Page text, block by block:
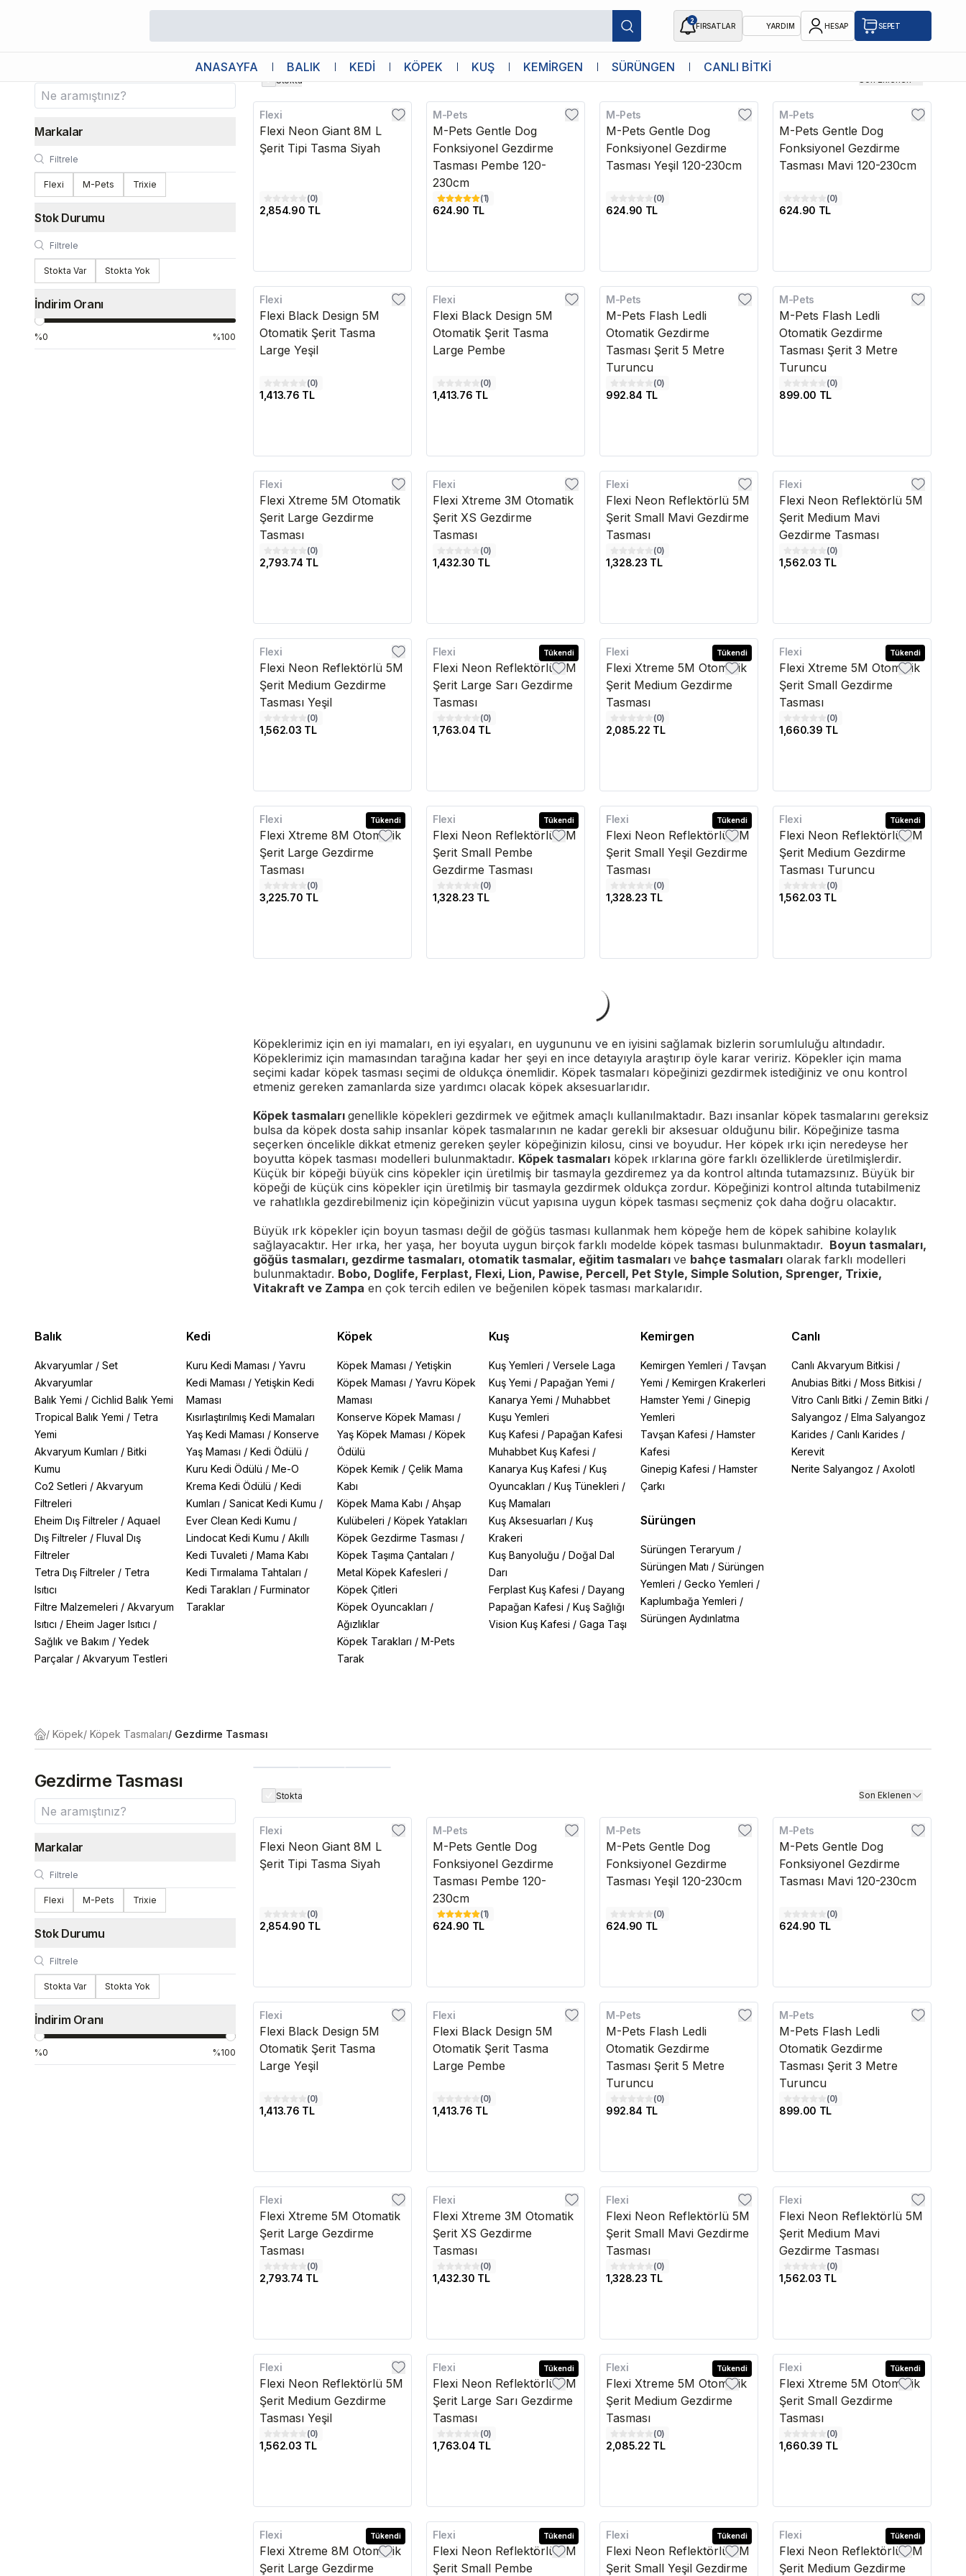
2
FIRSATLAR YARDIM HESAP SEPET
ANASAYFA BALIK KEDİ KÖPEK KUŞ KEMİRGEN SÜRÜNGEN CANLI BİTKİ
Markalar
Flexi M-Pets Trixie
Stok Durumu
Stokta Var Stokta Yok
İndirim Oranı
%0 %100
Stokta Son Eklenen
Flexi
Flexi Neon Giant 8M L
Şerit Tipi Tasma Siyah
(0)
2,854.90 TL
M-Pets
M-Pets Gentle Dog
Fonksiyonel Gezdirme
Tasması Pembe 120-
230cm
(1)
624.90 TL
M-Pets
M-Pets Gentle Dog
Fonksiyonel Gezdirme
Tasması Yeşil 120-230cm
(0)
624.90 TL
M-Pets
M-Pets Gentle Dog
Fonksiyonel Gezdirme
Tasması Mavi 120-230cm
(0)
624.90 TL
Flexi
Flexi Black Design 5M
Otomatik Şerit Tasma
Large Yeşil
(0)
1,413.76 TL
Flexi
Flexi Black Design 5M
Otomatik Şerit Tasma
Large Pembe
(0)
1,413.76 TL
Kargo Bedava
M-Pets
M-Pets Flash Ledli
Otomatik Gezdirme
Tasması Şerit 5 Metre
Turuncu
(0)
992.84 TL
Kargo Bedava
M-Pets
M-Pets Flash Ledli
Otomatik Gezdirme
Tasması Şerit 3 Metre
Turuncu
(0)
899.00 TL
Kargo Bedava
Flexi
Flexi Xtreme 5M Otomatik
Şerit Large Gezdirme
Tasması
(0)
2,793.74 TL
Kargo Bedava
Flexi
Flexi Xtreme 3M Otomatik
Şerit XS Gezdirme
Tasması
(0)
1,432.30 TL
Kargo Bedava
Flexi
Flexi Neon Reflektörlü 5M
Şerit Small Mavi Gezdirme
Tasması
(0)
1,328.23 TL
Kargo Bedava
Flexi
Flexi Neon Reflektörlü 5M
Şerit Medium Mavi
Gezdirme Tasması
(0)
1,562.03 TL
Kargo Bedava
Flexi
Flexi Neon Reflektörlü 5M
Şerit Medium Gezdirme
Tasması Yeşil
(0)
1,562.03 TL
Kargo Bedava Tükendi
Flexi
Flexi Neon Reflektörlü 5M
Şerit Large Sarı Gezdirme
Tasması
(0)
1,763.04 TL
Kargo Bedava Tükendi
Flexi
Flexi Xtreme 5M Otomatik
Şerit Medium Gezdirme
Tasması
(0)
2,085.22 TL
Kargo Bedava Tükendi
Flexi
Flexi Xtreme 5M Otomatik
Şerit Small Gezdirme
Tasması
(0)
1,660.39 TL
Kargo Bedava Tükendi
Flexi
Flexi Xtreme 8M Otomatik
Şerit Large Gezdirme
Tasması
(0)
3,225.70 TL
Kargo Bedava Tükendi
Flexi
Flexi Neon Reflektörlü 5M
Şerit Small Pembe
Gezdirme Tasması
(0)
1,328.23 TL
Kargo Bedava Tükendi
Flexi
Flexi Neon Reflektörlü 5M
Şerit Small Yeşil Gezdirme
Tasması
(0)
1,328.23 TL
Kargo Bedava Tükendi
Flexi
Flexi Neon Reflektörlü 5M
Şerit Medium Gezdirme
Tasması Turuncu
(0)
1,562.03 TL
Köpeklerimiz için en iyi mamaları, en iyi eşyaları, en uygununu ve en iyisini sağlamak bizlerin sorumluluğu altındadır.
Köpeklerimiz için mamasından tarağına kadar her şeyi en ince detayıyla araştırıp öyle karar veririz. Köpekler için mama
seçimi kadar köpek tasması seçimi de oldukça önemlidir. Köpek tasmaları köpeğinizi gezdirmek istediğiniz ve onu kontrol
etmeniz gereken zamanlarda size yardımcı olacak köpek aksesuarlarıdır.
Köpek tasmaları genellikle köpekleri gezdirmek ve eğitmek amaçlı kullanılmaktadır. Bazı insanlar köpek tasmalarını gereksiz
bulsa da köpek dosta sahip insanlar köpek tasmalarının ne kadar gerekli bir aksesuar olduğunu bilir. Köpeğinize tasma
seçerken öncelikle dikkat etmeniz gereken şeyler köpeğinizin kilosu, cinsi ve boyudur. Her köpek ırkı için neredeyse her
boyutta köpek tasması modelleri bulunmaktadır. Köpek tasmaları köpek ırklarına göre farklı özelliklerde üretilmişlerdir.
Küçük bir köpeği büyük cins köpekler için üretilmiş bir tasmayla gezdiremez ya da kontrol altında tutamazsınız. Büyük bir
köpeği de küçük cins köpekler için üretilmiş bir tasmayla gezdirmek oldukça zordur. Köpeğinizi kontrol altında tutabilmeniz
ve rahatlıkla gezdirebilmeniz için köpeğinizin vücut yapısına uygun köpek tasması seçmeniz çok daha doğru olacaktır.
Büyük ırk köpekler için boyun tasması değil de göğüs tasması kullanmak hem köpeğe hem de köpek sahibine kolaylık
sağlayacaktır. Her ırka, her yaşa, her boyuta uygun birçok farklı modelde köpek tasması bulunmaktadır. Boyun tasmaları,
göğüs tasmaları, gezdirme tasmaları, otomatik tasmalar, eğitim tasmaları ve bahçe tasmaları olarak farklı modelleri
bulunmaktadır. Bobo, Doglife, Ferplast, Flexi, Lion, Pawise, Percell, Pet Style, Simple Solution, Sprenger, Trixie,
Vitakraft ve Zampa en çok tercih edilen ve beğenilen köpek tasması markalarıdır.
Balık
Akvaryumlar / Set
Akvaryumlar
Balık Yemi / Cichlid Balık Yemi
Tropical Balık Yemi / Tetra
Yemi
Akvaryum Kumları / Bitki
Kumu
Co2 Setleri / Akvaryum
Filtreleri
Eheim Dış Filtreler / Aquael
Dış Filtreler / Fluval Dış
Filtreler
Tetra Dış Filtreler / Tetra
Isıtıcı
Filtre Malzemeleri / Akvaryum
Isıtıcı / Eheim Jager Isıtıcı /
Sağlık ve Bakım / Yedek
Parçalar / Akvaryum Testleri
Kedi
Kuru Kedi Maması / Yavru
Kedi Maması / Yetişkin Kedi
Maması
Kısırlaştırılmış Kedi Mamaları
Yaş Kedi Maması / Konserve
Yaş Maması / Kedi Ödülü /
Kuru Kedi Ödülü / Me-O
Krema Kedi Ödülü / Kedi
Kumları / Sanicat Kedi Kumu /
Ever Clean Kedi Kumu /
Lindocat Kedi Kumu / Akıllı
Kedi Tuvaleti / Mama Kabı
Kedi Tırmalama Tahtaları /
Kedi Tarakları / Furminator
Taraklar
Köpek
Köpek Maması /Yetişkin
Köpek Maması /Yavru Köpek
Maması
Konserve Köpek Maması /
Yaş Köpek Maması /Köpek
Ödülü
Köpek Kemik /Çelik Mama
Kabı
Köpek Mama Kabı /Ahşap
Kulübeleri /Köpek Yatakları
Köpek Gezdirme Tasması /
Köpek Taşıma Çantaları /
Metal Köpek Kafesleri /
Köpek Çitleri
Köpek Oyuncakları /
Ağızlıklar
Köpek Tarakları /M-Pets
Tarak
Kuş
Kuş Yemleri / Versele Laga
Kuş Yemi / Papağan Yemi /
Kanarya Yemi / Muhabbet
Kuşu Yemleri
Kuş Kafesi / Papağan Kafesi
Muhabbet Kuş Kafesi /
Kanarya Kuş Kafesi / Kuş
Oyuncakları / Kuş Tünekleri /
Kuş Mamaları
Kuş Aksesuarları / Kuş
Krakeri
Kuş Banyoluğu / Doğal Dal
Darı
Ferplast Kuş Kafesi / Dayang
Papağan Kafesi / Kuş Sağlığı
Vision Kuş Kafesi / Gaga Taşı
Kemirgen
Kemirgen Yemleri / Tavşan
Yemi / Kemirgen Krakerleri
Hamster Yemi / Ginepig
Yemleri
Tavşan Kafesi / Hamster
Kafesi
Ginepig Kafesi / Hamster
Çarkı
Sürüngen
Sürüngen Teraryum /
Sürüngen Matı / Sürüngen
Yemleri / Gecko Yemleri /
Kaplumbağa Yemleri /
Sürüngen Aydınlatma
Canlı
Canlı Akvaryum Bitkisi /
Anubias Bitki /Moss Bitkisi /
Vitro Canlı Bitki / Zemin Bitki /
Salyangoz /Elma Salyangoz
Karides /Canlı Karides /
Kerevit
Nerite Salyangoz /Axolotl
/ Köpek/ Köpek Tasmaları/ Gezdirme Tasması
Gezdirme Tasması
Markalar
Flexi M-Pets Trixie
Stok Durumu
Stokta Var Stokta Yok
İndirim Oranı
%0 %100
Stokta Son Eklenen
Flexi
Flexi Neon Giant 8M L
Şerit Tipi Tasma Siyah
(0)
2,854.90 TL
M-Pets
M-Pets Gentle Dog
Fonksiyonel Gezdirme
Tasması Pembe 120-
230cm
(1)
624.90 TL
M-Pets
M-Pets Gentle Dog
Fonksiyonel Gezdirme
Tasması Yeşil 120-230cm
(0)
624.90 TL
M-Pets
M-Pets Gentle Dog
Fonksiyonel Gezdirme
Tasması Mavi 120-230cm
(0)
624.90 TL
Flexi
Flexi Black Design 5M
Otomatik Şerit Tasma
Large Yeşil
(0)
1,413.76 TL
Flexi
Flexi Black Design 5M
Otomatik Şerit Tasma
Large Pembe
(0)
1,413.76 TL
Kargo Bedava
M-Pets
M-Pets Flash Ledli
Otomatik Gezdirme
Tasması Şerit 5 Metre
Turuncu
(0)
992.84 TL
Kargo Bedava
M-Pets
M-Pets Flash Ledli
Otomatik Gezdirme
Tasması Şerit 3 Metre
Turuncu
(0)
899.00 TL
Kargo Bedava
Flexi
Flexi Xtreme 5M Otomatik
Şerit Large Gezdirme
Tasması
(0)
2,793.74 TL
Kargo Bedava
Flexi
Flexi Xtreme 3M Otomatik
Şerit XS Gezdirme
Tasması
(0)
1,432.30 TL
Kargo Bedava
Flexi
Flexi Neon Reflektörlü 5M
Şerit Small Mavi Gezdirme
Tasması
(0)
1,328.23 TL
Kargo Bedava
Flexi
Flexi Neon Reflektörlü 5M
Şerit Medium Mavi
Gezdirme Tasması
(0)
1,562.03 TL
Kargo Bedava
Flexi
Flexi Neon Reflektörlü 5M
Şerit Medium Gezdirme
Tasması Yeşil
(0)
1,562.03 TL
Kargo Bedava Tükendi
Flexi
Flexi Neon Reflektörlü 5M
Şerit Large Sarı Gezdirme
Tasması
(0)
1,763.04 TL
Kargo Bedava Tükendi
Flexi
Flexi Xtreme 5M Otomatik
Şerit Medium Gezdirme
Tasması
(0)
2,085.22 TL
Kargo Bedava Tükendi
Flexi
Flexi Xtreme 5M Otomatik
Şerit Small Gezdirme
Tasması
(0)
1,660.39 TL
Kargo Bedava Tükendi
Flexi
Flexi Xtreme 8M Otomatik
Şerit Large Gezdirme
Kargo Bedava Tükendi
Flexi
Flexi Neon Reflektörlü 5M
Şerit Small Pembe
Kargo Bedava Tükendi
Flexi
Flexi Neon Reflektörlü 5M
Şerit Small Yeşil Gezdirme
Kargo Bedava Tükendi
Flexi
Flexi Neon Reflektörlü 5M
Şerit Medium Gezdirme